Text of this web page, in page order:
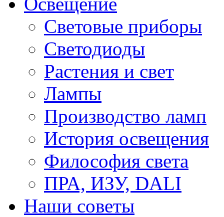
Световые приборы
Светодиоды
Растения и свет
Лампы
Производство ламп
История освещения
Философия света
ПРА, ИЗУ, DALI
Наши советы